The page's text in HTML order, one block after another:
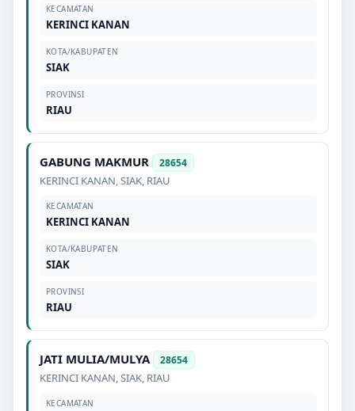
KECAMATAN
KERINCI KANAN
KOTA/KABUPATEN
SIAK
PROVINSI
RIAU
GABUNG MAKMUR 28654
KERINCI KANAN,SIAK, RIAU
KECAMATAN
KERINCI KANAN
KOTA/KABUPATEN
SIAK
PROVINSI
RIAU
JATI MULIA/MULYA 28654
KERINCI KANAN,SIAK, RIAU
KECAMATAN